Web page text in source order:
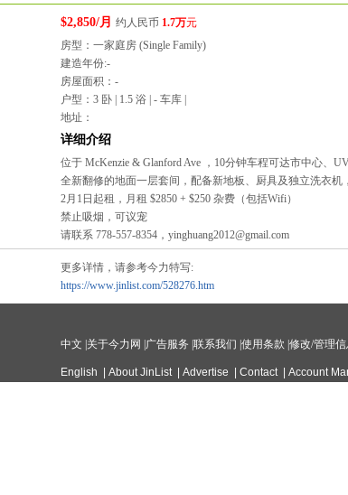
$2,850/月约人民币 1.7万元
房型：一家庭房 (Single Family)
建造年份:-
房屋面积：-
户型：3 卧 | 1.5 浴 | - 车库 |
地址：
详细介绍
位于 McKenzie & Glanford Ave ，10分钟车程可达市中心、
全新翻修的地面一层套间，配备新地板、厨具及独立洗衣机
2月1日起租，月租 $2850 + $250 杂费（包括Wifi）
禁止吸烟，可议宠
请联系 778-557-8354，yinghuang2012@gmail.com
更多详情，请参考今力特写:
https://www.jinlist.com/528276.htm
中文 关于今力网 广告服务 |联系我们 |使用条款 |修改/管理信
English |About JinList |Advertise |Contact |Account